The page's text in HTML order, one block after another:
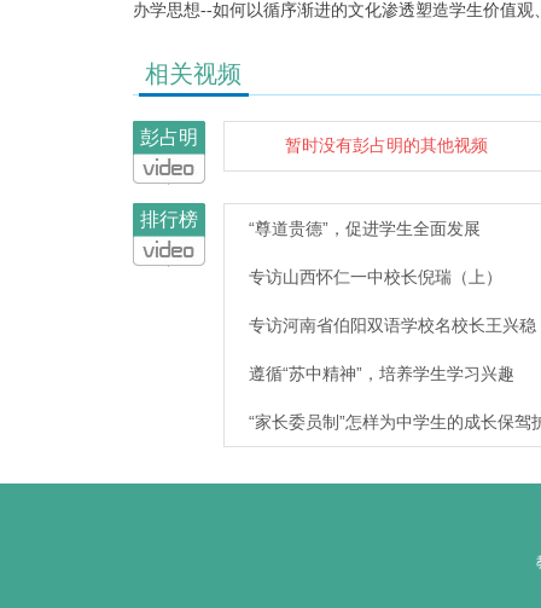
办学思想--如何以循序渐进的文化渗透塑造学生价值观
相关视频
彭占明 暂时没有彭占明的其他视频
排行榜 “尊道贵德”，促进学生全面发展
专访山西怀仁一中校长倪瑞（上）
专访河南省伯阳双语学校名校长王兴稳
遵循“苏中精神”，培养学生学习兴趣
“家长委员制”怎样为中学生的成长保驾